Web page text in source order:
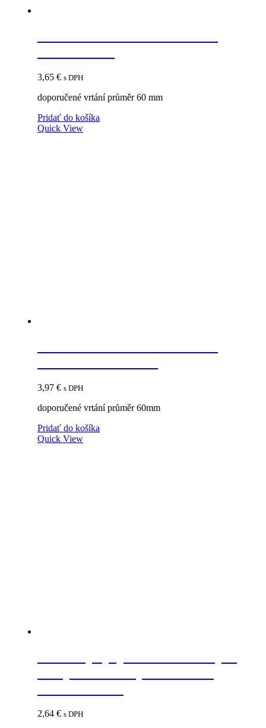
3,65 € s DPH
doporučené vrtání průměr 60 mm
Pridať do košíka
Quick View
3,97 € s DPH
doporučené vrtání průměr 60mm
Pridať do košíka
Quick View
2,64 € s DPH